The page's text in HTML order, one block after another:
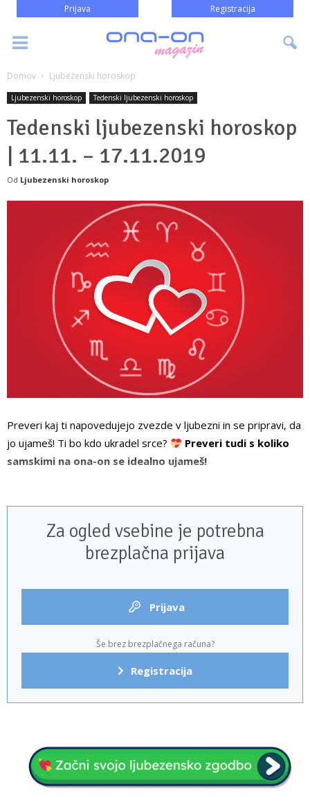
Prijava Registracija
Domov Ljubezenski horoskop
Ljubezenski horoskop Tedenski ljubezenski horoskop
Tedenski ljubezenski horoskop
| 11.11. – 17.11.2019
Od Ljubezenski horoskop
Preveri kaj ti napovedujejo zvezde v ljubezni in se pripravi, da
jo ujameš! Ti bo kdo ukradel srce?
Preveri tudi s koliko
samskimi na ona-on se idealno ujameš!
Za ogled vsebine je potrebna
brezplačna prijava
Prijava
Še brez brezplačnega računa?
Registracija